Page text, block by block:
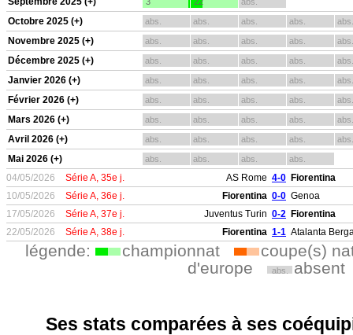
Octobre 2025 (+) abs. abs. abs. abs. abs.
Novembre 2025 (+) abs. abs. abs. abs. abs.
Décembre 2025 (+) abs. abs. abs. abs. abs.
Janvier 2026 (+) abs. abs. abs. abs. abs.
Février 2026 (+) abs. abs. abs. abs. abs.
Mars 2026 (+) abs. abs. abs. abs. abs.
Avril 2026 (+) abs. abs. abs. abs. abs.
Mai 2026 (+) abs. abs. abs. abs.
04/05/2026 Série A, 35e j. AS Rome 4-0 Fiorentina
10/05/2026
Série A, 36e j. Fiorentina 0-0 Genoa
17/05/2026
Série A, 37e j. Juventus Turin 0-2 Fiorentina
22/05/2026
Série A, 38e j. Fiorentina 1-1 Atalanta
légende: championnat
coupe(s)
d'europe
abs. absent
Ses stats comparées à ses